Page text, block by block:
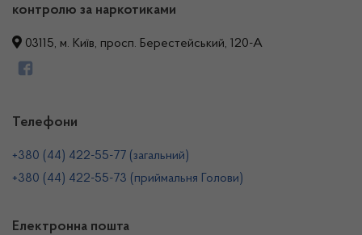
контролю за наркотиками
03115, м. Київ, просп. Берестейський, 120-А
Телефони
+380 (44) 422-55-77 (загальний)
+380 (44) 422-55-73 (приймальня Голови)
Електронна пошта